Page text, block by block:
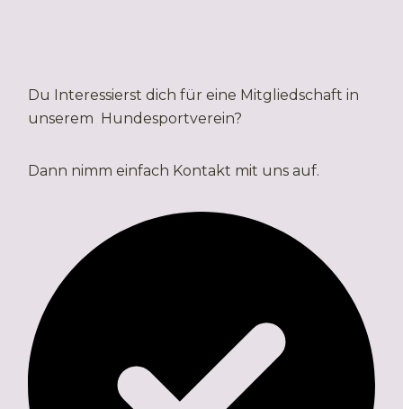
Du Interessierst dich für eine Mitgliedschaft in
unserem Hundesportverein?
Dann nimm einfach Kontakt mit uns auf.